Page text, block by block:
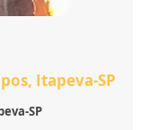
Itapeva-SP
SP